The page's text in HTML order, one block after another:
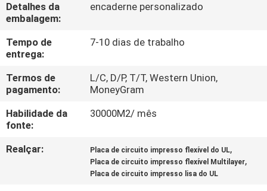
CONTACTE-
NOS
NOTÍCIA
PEÇA
CITAÇÕES
Detalhes da
embalagem:
encaderne personalizado
Tempo de
entrega:
7-10 dias de trabalho
Termos de
pagamento:
L/C, D/P, T/T, Western Union,
MoneyGram
Habilidade da
fonte:
30000M2/ mês
Realçar: Placa de circuito impresso flexível do UL,
Placa de circuito impresso flexível Multilayer,
Placa de circuito impresso lisa do UL